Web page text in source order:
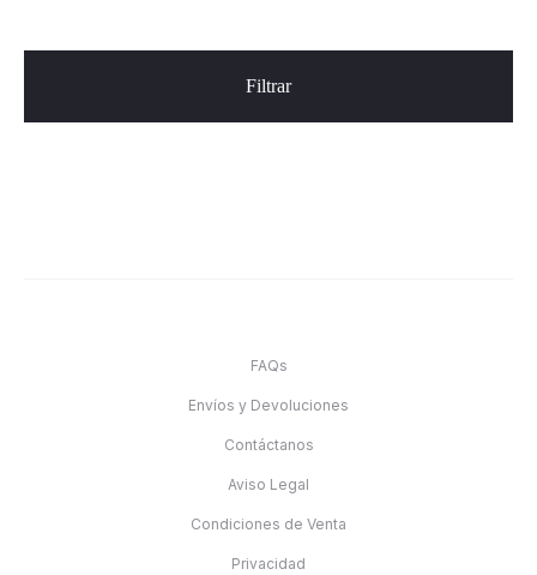
Filtrar
FAQs
Envíos y Devoluciones
Contáctanos
Aviso Legal
Condiciones de Venta
Privacidad